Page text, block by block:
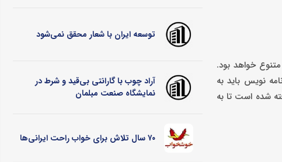
خواهد بود.
نویس باید به
شده است تا به
توسعه ایران با شعار محقق نمی‌شود
آراد چوب با گارانتی بی‌قید و شرط در
نمایشگاه صنعت مبلمان
۷۰ سال تلاش برای خواب راحت ایرانی‌ها